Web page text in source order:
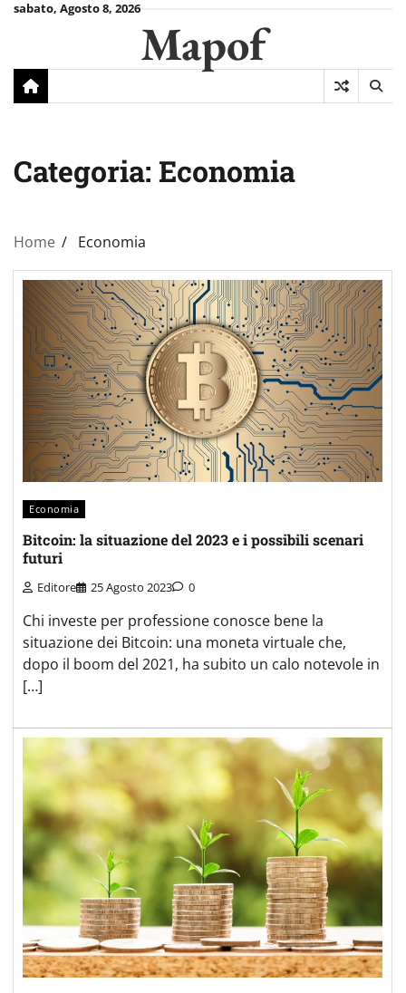
Skipsabato, Agosto 8, 2026
Mapof
Categoria: Economia
Home Economia
Economia
Bitcoin: la situazione del 2023 e i possibili scenari
futuri
Editore 25 Agosto 2023 0
Chi investe per professione conosce bene la
situazione dei Bitcoin: una moneta virtuale che,
dopo il boom del 2021, ha subito un calo notevole in
[…]